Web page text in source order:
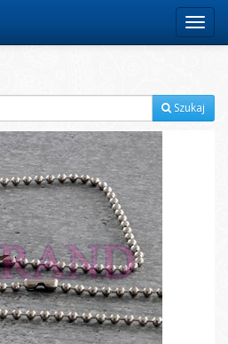
Menu
Szukaj